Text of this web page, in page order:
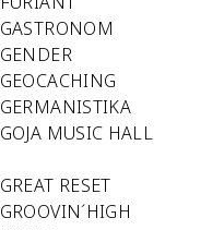
GASTRONOM
GENDER
GEOCACHING
GERMANISTIKA
GOJA MUSIC HALL
GREAT RESET
GROOVIN´HIGH